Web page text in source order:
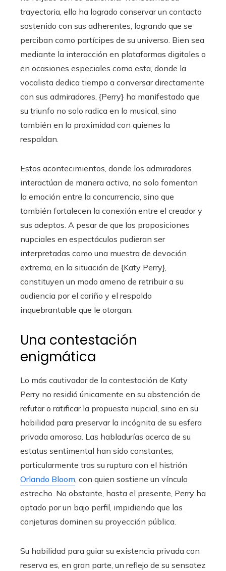
trayectoria, ella ha logrado conservar un contacto
sostenido con sus adherentes, logrando que se
perciban como partícipes de su universo. Bien sea
mediante la interacción en plataformas digitales o
en ocasiones especiales como esta, donde la
vocalista dedica tiempo a conversar directamente
con sus admiradores, {Perry} ha manifestado que
su triunfo no solo radica en lo musical, sino
también en la proximidad con quienes la
respaldan.
Estos acontecimientos, donde los admiradores
interactúan de manera activa, no solo fomentan
la emoción entre la concurrencia, sino que
también fortalecen la conexión entre el creador y
sus adeptos. A pesar de que las proposiciones
nupciales en espectáculos pudieran ser
interpretadas como una muestra de devoción
extrema, en la situación de {Katy Perry},
constituyen un modo ameno de retribuir a su
audiencia por el cariño y el respaldo
inquebrantable que le otorgan.
Una contestación
enigmática
Lo más cautivador de la contestación de Katy
Perry no residió únicamente en su abstención de
refutar o ratificar la propuesta nupcial, sino en su
habilidad para preservar la incógnita de su esfera
privada amorosa. Las habladurías acerca de su
estatus sentimental han sido constantes,
particularmente tras su ruptura con el histrión
Orlando Bloom , con quien sostiene un vínculo
estrecho. No obstante, hasta el presente, Perry ha
optado por un bajo perfil, impidiendo que las
conjeturas dominen su proyección pública.
Su habilidad para guiar su existencia privada con
reserva es, en gran parte, un reflejo de su sensatez